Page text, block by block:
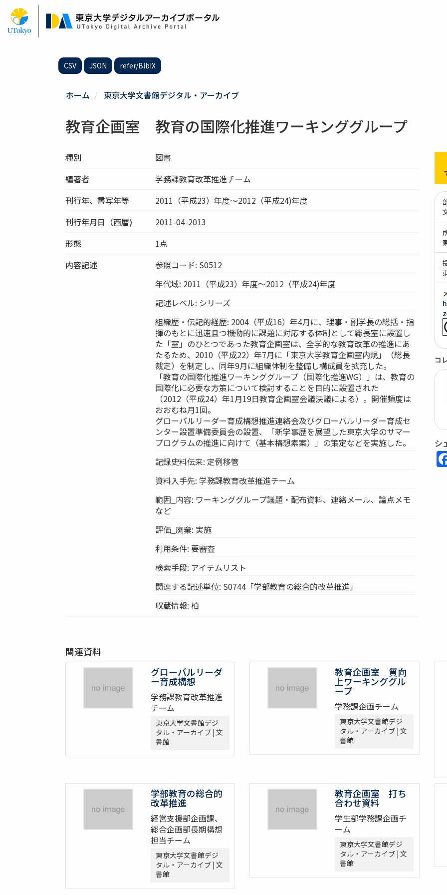
ン
CSV JSON refer/BibIX
ホーム 東京大学文書館デジタル・アーカイブ
教育企画室 教育の国際化推進ワーキンググループ
種別
図書
編著者
学務課教育改革推進チーム
刊行年、書写年等
2011（平成23）年度～2012（平成24)年度
刊行年月日（西暦)
2011-04-2013
形態
1点
内容記述
参照コード: S0512
年代域: 2011（平成23）年度～2012（平成24)年度
記述レベル: シリーズ
組織歴・伝記的経歴: 2004（平成16）年4月に、理事・副学長の総括・指
揮のもとに迅速且つ機動的に課題に対応する体制として総長室に設置し
た「室」のひとつであった教育企画室は、全学的な教育改革の推進にあ
たるため、2010（平成22）年7月に「東京大学教育企画室内規」（総長
裁定）を制定し、同年9月に組織体制を整備し構成員を拡充した。
「教育の国際化推進ワーキンググループ（国際化推進WG）」は、教育の
国際化に必要な方策について検討することを目的に設置された
（2012（平成24）年1月19日教育企画室会議決議による）。開催頻度は
おおむね月1回。
グローバルリーダー育成構想推進連絡会及びグローバルリーダー育成セ
ンター設置準備委員会の設置、「新学事歴を展望した東京大学のサマー
プログラムの推進に向けて（基本構想素案）」の策定などを実施した。
記録史料伝来: 定例移管
資料入手先: 学務課教育改革推進チーム
範囲_内容: ワーキンググループ議題・配布資料、連絡メール、論点メモ
など
評価_廃棄: 実施
利用条件: 要審査
検索手段: アイテムリスト
関連する記述単位: S0744「学部教育の総合的改革推進」
収蔵情報: 柏
コ
シ
関連資料
グローバルリーダ
ー育成構想
学務課教育改革推進
チーム
東京大学文書館デジ
タル・アーカイブ | 文
書館
教育企画室 質向
上ワーキンググル
ープ
学務課企画チーム
東京大学文書館デジ
タル・アーカイブ | 文
書館
学部教育の総合的
改革推進
経営支援部企画課、
総合企画部長期構想
担当チーム
東京大学文書館デジ
タル・アーカイブ | 文
書館
教育企画室 打ち
合わせ資料
学生部学務課企画チ
ーム
東京大学文書館デジ
タル・アーカイブ | 文
書館